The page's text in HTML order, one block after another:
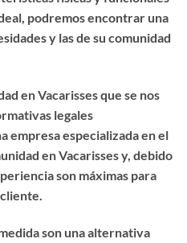
podremos encontrar una
y las de su comunidad
en Vacarisses que se nos
legales
empresa especializada en el
en Vacarisses y, debido
son máximas para
son una alternativa